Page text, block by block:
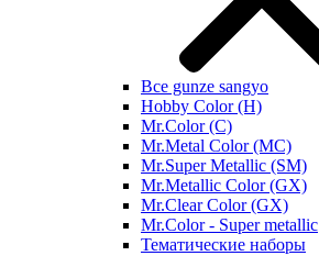
Все gunze sangyo
Hobby Color (H)
Mr.Color (C)
Mr.Metal Color (MC)
Mr.Super Metallic (SM)
Mr.Metallic Color (GX)
Mr.Clear Color (GX)
Mr.Color - Super metallic
Тематические наборы